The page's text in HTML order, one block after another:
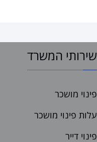
שירותי המשרד
פינוי מושכר
עלות פינוי מושכר
פינוי דייר